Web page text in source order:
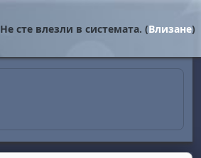
Не сте влезли в системата. (Влизане)